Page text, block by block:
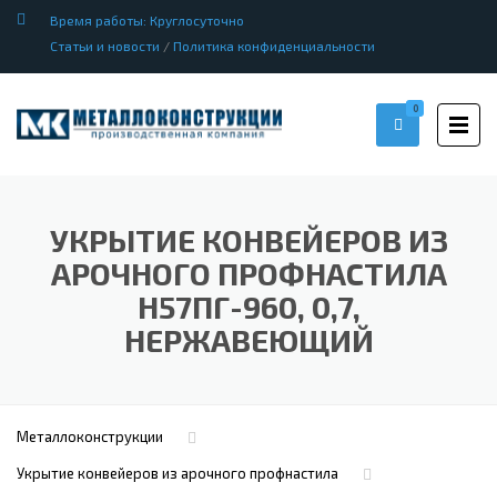
Время работы: Круглосуточно
Статьи и новости / Политика конфиденциальности
0
УКРЫТИЕ КОНВЕЙЕРОВ ИЗ
АРОЧНОГО ПРОФНАСТИЛА
Н57ПГ-960, 0,7,
НЕРЖАВЕЮЩИЙ
Металлоконструкции
Укрытие конвейеров из арочного профнастила